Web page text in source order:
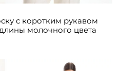
с коротким рукавом
молочного цвета